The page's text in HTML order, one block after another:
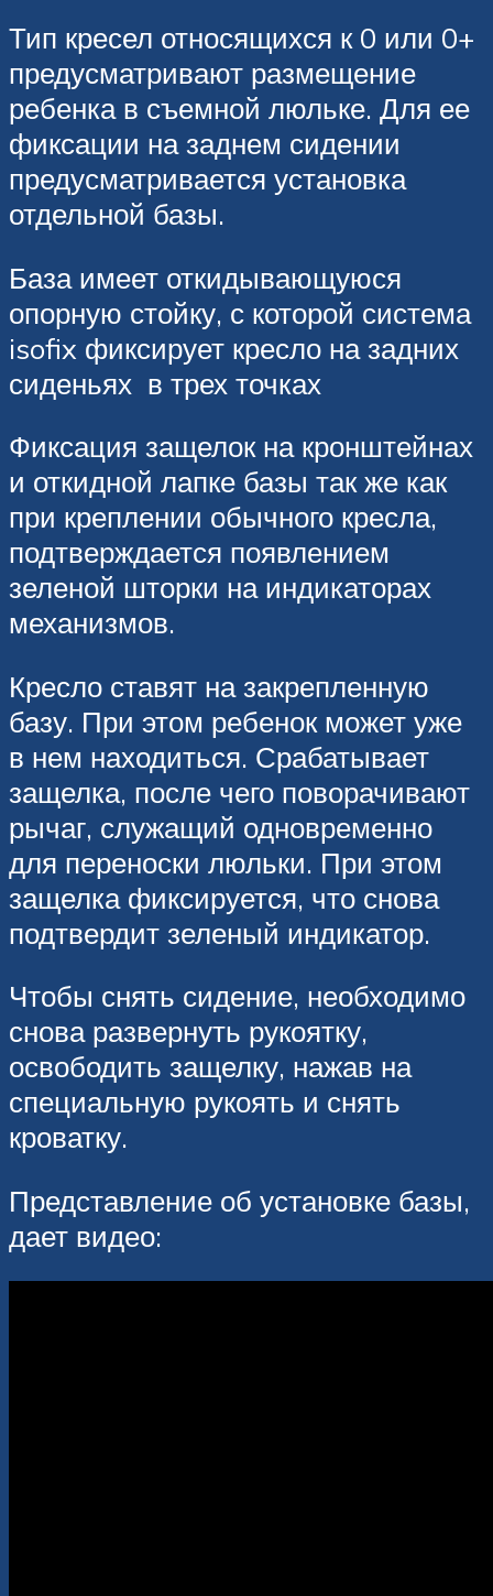
Тип кресел относящихся к 0 или 0+
предусматривают размещение
ребенка в съемной люльке. Для ее
фиксации на заднем сидении
предусматривается установка
отдельной базы.
База имеет откидывающуюся
опорную стойку, с которой система
isofix фиксирует кресло на задних
сиденьях в трех точках
Фиксация защелок на кронштейнах
и откидной лапке базы так же как
при креплении обычного кресла,
подтверждается появлением
зеленой шторки на индикаторах
механизмов.
Кресло ставят на закрепленную
базу. При этом ребенок может уже
в нем находиться. Срабатывает
защелка, после чего поворачивают
рычаг, служащий одновременно
для переноски люльки. При этом
защелка фиксируется, что снова
подтвердит зеленый индикатор.
Чтобы снять сидение, необходимо
снова развернуть рукоятку,
освободить защелку, нажав на
специальную рукоять и снять
кроватку.
Представление об установке базы,
дает видео: